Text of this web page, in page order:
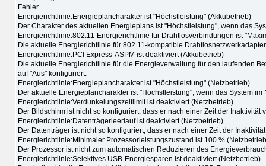
Fehler
Energierichtlinie:Energieplancharakter ist "Höchstleistung" (Akkubetrieb)
Der Charakter des aktuellen Energieplans ist "Höchstleistung", wenn das
Energierichtlinie:802.11-Energierichtlinie für Drahtlosverbindungen ist
Die aktuelle Energierichtlinie für 802.11-kompatible
Energierichtlinie:PCI Express-ASPM ist deaktiviert (Akkubetrieb)
Die aktuelle Energierichtlinie für die Energieverwaltung für den laufenden
auf "Aus" konfiguriert.
Energierichtlinie:Energieplancharakter ist "Höchstleistung" (Netzbetrieb)
Der aktuelle Energieplancharakter ist "Höchstleistung", wenn das System im
Energierichtlinie:Verdunkelungszeitlimit ist deaktiviert (Netzbetrieb)
Der Bildschirm ist nicht so konfiguriert, dass er nach einer Zeit der Inaktivität
Energierichtlinie:Datenträgerleerlauf ist deaktiviert (Netzbetrieb)
Der Datenträger ist nicht so konfiguriert, dass er nach einer Zeit der
Energierichtlinie:Minimaler Prozessorleistungszustand ist 100 %
Der Prozessor ist nicht zum automatischen Reduzieren des
Energierichtlinie:Selektives USB-Energiesparen ist deaktiviert (Netzbetrieb)